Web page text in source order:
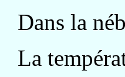
Dans la
La